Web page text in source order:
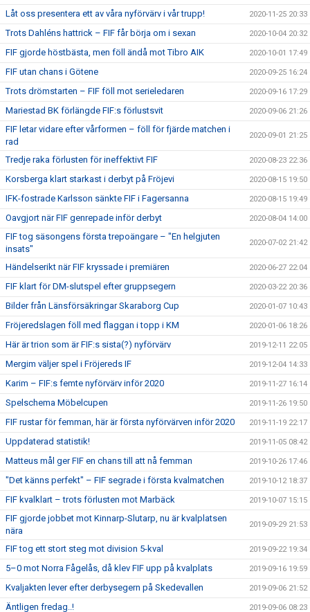
Låt oss presentera ett av våra nyförvärv i vår trupp! 2020-11-25 20:33
Trots Dahléns hattrick – FIF får börja om i sexan 2020-10-04 20:32
FIF gjorde höstbästa, men föll ändå mot Tibro AIK 2020-10-01 17:49
FIF utan chans i Götene 2020-09-25 16:24
Trots drömstarten – FIF föll mot serieledaren 2020-09-16 17:29
Mariestad BK förlängde FIF:s förlustsvit 2020-09-06 21:26
FIF letar vidare efter vårformen – föll för fjärde matchen i
rad
2020-09-01 21:25
Tredje raka förlusten för ineffektivt FIF 2020-08-23 22:36
Korsberga klart starkast i derbyt på Fröjevi 2020-08-15 19:50
IFK-fostrade Karlsson sänkte FIF i Fagersanna 2020-08-15 19:49
Oavgjort när FIF genrepade inför derbyt 2020-08-04 14:00
FIF tog säsongens första trepoängare – "En helgjuten
insats"
2020-07-02 21:42
Händelserikt när FIF kryssade i premiären 2020-06-27 22:04
FIF klart för DM-slutspel efter gruppsegern 2020-03-22 20:36
Bilder från Länsförsäkringar Skaraborg Cup 2020-01-07 10:43
Fröjeredslagen föll med flaggan i topp i KM 2020-01-06 18:26
Här är trion som är FIF:s sista(?) nyförvärv 2019-12-11 22:05
Mergim väljer spel i Fröjereds IF 2019-12-04 14:33
Karim – FIF:s femte nyförvärv inför 2020 2019-11-27 16:14
Spelschema Möbelcupen 2019-11-26 19:50
FIF rustar för femman, här är första nyförvärven inför 2020 2019-11-19 22:17
Uppdaterad statistik! 2019-11-05 08:42
Matteus mål ger FIF en chans till att nå femman 2019-10-26 17:46
"Det känns perfekt" – FIF segrade i första kvalmatchen 2019-10-12 18:37
FIF kvalklart – trots förlusten mot Marbäck 2019-10-07 15:15
FIF gjorde jobbet mot Kinnarp-Slutarp, nu är kvalplatsen
nära
2019-09-29 21:53
FIF tog ett stort steg mot division 5-kval 2019-09-22 19:34
5–0 mot Norra Fågelås, då klev FIF upp på kvalplats 2019-09-16 19:59
Kvaljakten lever efter derbysegern på Skedevallen 2019-09-06 21:52
Äntligen fredag..! 2019-09-06 08:23